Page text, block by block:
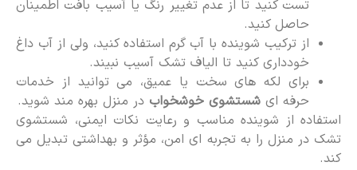
تست کنید تا از عدم تغییر رنگ یا آسیب بافت اطمینان
حاصل کنید.
از ترکیب شوینده با آب گرم استفاده کنید، ولی از آب داغ
خودداری کنید تا الیاف تشک آسیب نبیند.
برای لکه های سخت یا عمیق، می توانید از خدمات
حرفه ای شستشوی خوشخوابدر منزل بهره مند شوید.
استفاده از شوینده مناسب و رعایت نکات ایمنی، شستشوی
تشک در منزل را به تجربه ای امن، مؤثر و بهداشتی تبدیل می
کند.